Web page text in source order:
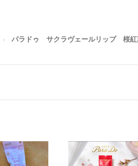
パラドゥ サクラヴェールリップ 桜紅